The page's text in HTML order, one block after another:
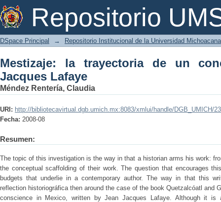
Repositorio
Mestizaje: la trayectoria de un
DSpace Principal → Repositorio Institucional de la Universidad
Mestizaje: la trayectoria de un
Jacques Lafaye
Méndez Rentería, Claudia
URI: http://bibliotecavirtual.dgb.umich.mx:8083/xmlui/handle/DGB_UMICH/
Fecha: 2008-08
Resumen:
The topic of this investigation is the way in that a historian arms his work:
the conceptual scaffolding of their work. The question that encourages
budgets that underlie in a contemporary author. The way in that this
reflection historiográfica then around the case of the book Quetzalcóatl and
conscience in Mexico, written by Jean Jacques Lafaye. Although it is